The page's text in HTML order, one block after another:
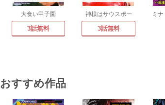
大食い甲子園
3話無料
神様はサウスポー
3話無料
おすすめ作品